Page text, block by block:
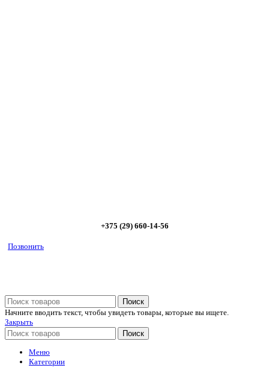
+375 (29) 660-14-56
Позвонить
Поиск
Начните вводить текст, чтобы увидеть товары, которые вы ищете.
Закрыть
Поиск
Меню
Категории